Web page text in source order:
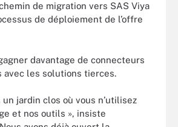
de migration vers SAS Viya
de déploiement de l’offre
davantage de connecteurs
avec les solutions tierces.
un jardin clos où vous n’utilisez
et nos outils », insiste